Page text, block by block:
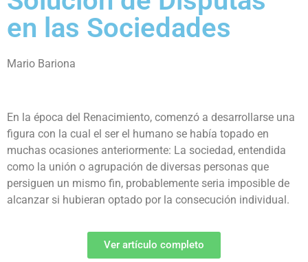
en las Sociedades
Mario Bariona
En la época del Renacimiento, comenzó a desarrollarse una
figura con la cual el ser el humano se había topado en
muchas ocasiones anteriormente: La sociedad, entendida
como la unión o agrupación de diversas personas que
persiguen un mismo fin, probablemente seria imposible de
alcanzar si hubieran optado por la consecución individual.
Ver artículo completo